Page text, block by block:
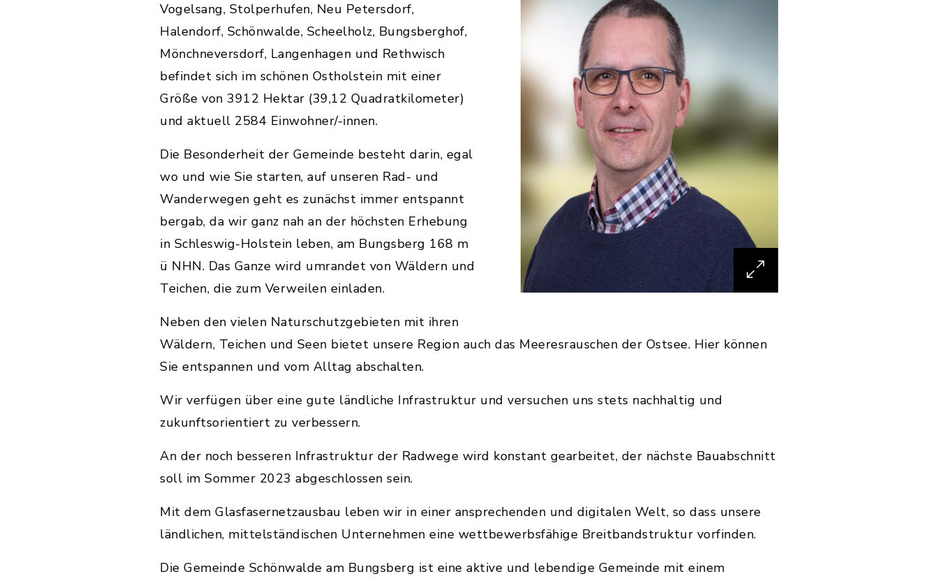
Vogelsang, Stolperhufen, Neu Petersdorf,
Halendorf, Schönwalde, Scheelholz, Bungsberghof,
Mönchneversdorf, Langenhagen und Rethwisch
befindet sich im schönen Ostholstein mit einer
Größe von 3912 Hektar (39,12 Quadratkilometer)
und aktuell 2584 Einwohner/-innen.
Die Besonderheit der Gemeinde besteht darin, egal
wo und wie Sie starten, auf unseren Rad- und
Wanderwegen geht es zunächst immer entspannt
bergab, da wir ganz nah an der höchsten Erhebung
in Schleswig-Holstein leben, am Bungsberg 168 m
ü NHN. Das Ganze wird umrandet von Wäldern und
Teichen, die zum Verweilen einladen.
Neben den vielen Naturschutzgebieten mit ihren
Wäldern, Teichen und Seen bietet unsere Region auch das Meeresrauschen der Ostsee. Hier können
Sie entspannen und vom Alltag abschalten.
Wir verfügen über eine gute ländliche Infrastruktur und versuchen uns stets nachhaltig und
zukunftsorientiert zu verbessern.
An der noch besseren Infrastruktur der Radwege wird konstant gearbeitet, der nächste Bauabschnitt
soll im Sommer 2023 abgeschlossen sein.
Mit dem Glasfasernetzausbau leben wir in einer ansprechenden und digitalen Welt, so dass unsere
ländlichen, mittelständischen Unternehmen eine wettbewerbsfähige Breitbandstruktur vorfinden.
Die Gemeinde Schönwalde am Bungsberg ist eine aktive und lebendige Gemeinde mit einem